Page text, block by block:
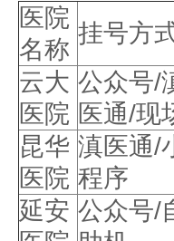
医院
名称
挂号方
云大
医院
公众号/
医通/现
昆华
医院
滇医通/
程序
延安 公众号/